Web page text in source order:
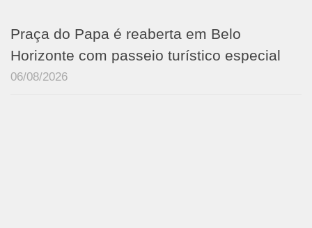
Praça do Papa é reaberta em Belo
Horizonte com passeio turístico especial
06/08/2026